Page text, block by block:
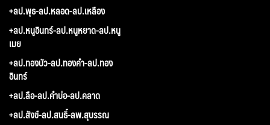
+ลป.พุธ-ลป.หลอด-ลป.เหลือง
+ลป.หนูอินทร์-ลป.หนูหยาด-ลป.หนู
เมย
+ลป.ทองบัว-ลป.ทองคำ-ลป.ทอง
อินทร์
+ลป.ลือ-ลป.คำบ่อ-ลป.คลาด
+ลป.สังข์-ลป.สนธิ์-ลพ.สุบรรณ